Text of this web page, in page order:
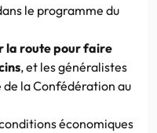
le programme du
la route pour faire
, et les généralistes
de la Confédération au
économiques